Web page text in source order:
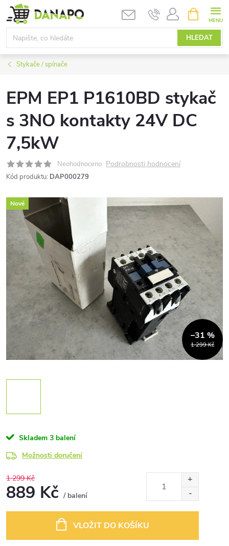
Přejít
na
obsah
HLEDAT
NÁKUPNÍ
KOŠÍK
Stykače / spínače
EPM EP1 P1610BD stykač
s 3NO kontakty 24V DC
7,5kW
Neohodnoceno Podrobnosti hodnocení
Kód produktu: DAP000279
Nové
1 299 Kč
–31 %
Skladem 3 balení
Možnosti doručení
1 299 Kč
889 Kč / balení
VLOŽIT DO KOŠÍKU